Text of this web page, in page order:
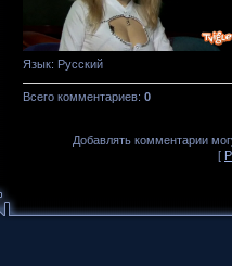
Язык: Русский
Всего комментариев: 0
Добавлять комментарии
[